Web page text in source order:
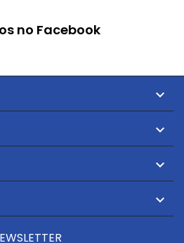
químicos (PA) PARTE METÁLICA:
no Facebook



